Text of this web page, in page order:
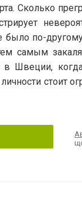
Сколько
по-
самым
Швеции,
стоит